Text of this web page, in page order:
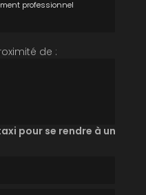
professionnel
de :
pour se rendre à un